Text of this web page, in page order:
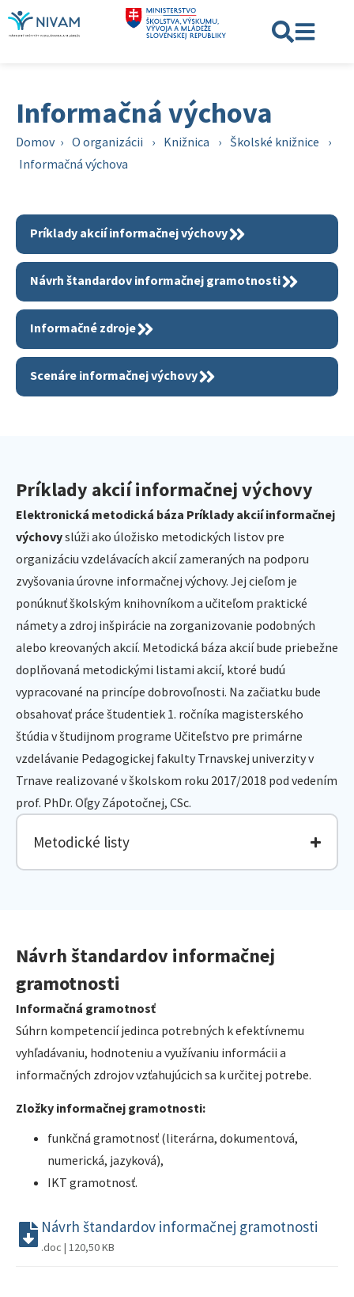
Informačná výchova
Domov › O organizácii › Knižnica › Školské knižnice
›
Informačná výchova
Príklady akcií informačnej výchovy
Návrh štandardov informačnej gramotnosti
Informačné zdroje
Scenáre informačnej výchovy
Príklady akcií informačnej výchovy
Elektronická metodická báza Príklady akcií informačnej
výchovyslúži ako úložisko metodických listov pre
organizáciu vzdelávacích akcií zameraných na podporu
zvyšovania úrovne informačnej výchovy. Jej cieľom je
ponúknuť školským knihovníkom a učiteľom praktické
námety a zdroj inšpirácie na zorganizovanie podobných
alebo kreovaných akcií. Metodická báza akcií bude priebežne
doplňovaná metodickými listami akcií, ktoré budú
vypracované na princípe dobrovoľnosti. Na začiatku bude
obsahovať práce študentiek 1. ročníka magisterského
štúdia v študijnom programe Učiteľstvo pre primárne
vzdelávanie Pedagogickej fakulty Trnavskej univerzity v
Trnave realizované v školskom roku 2017/2018 pod vedením
prof. PhDr. Oľgy Zápotočnej, CSc.
Metodické listy
Návrh štandardov informačnej
gramotnosti
Informačná gramotnosť
Súhrn kompetencií jedinca potrebných k efektívnemu
vyhľadávaniu, hodnoteniu a využívaniu informácii a
informačných zdrojov vzťahujúcich sa k určitej potrebe.
Zložky informačnej gramotnosti:
funkčná gramotnosť (literárna, dokumentová,
numerická, jazyková),
IKT gramotnosť.
Návrh štandardov informačnej gramotnosti
.doc | 120,50 KB